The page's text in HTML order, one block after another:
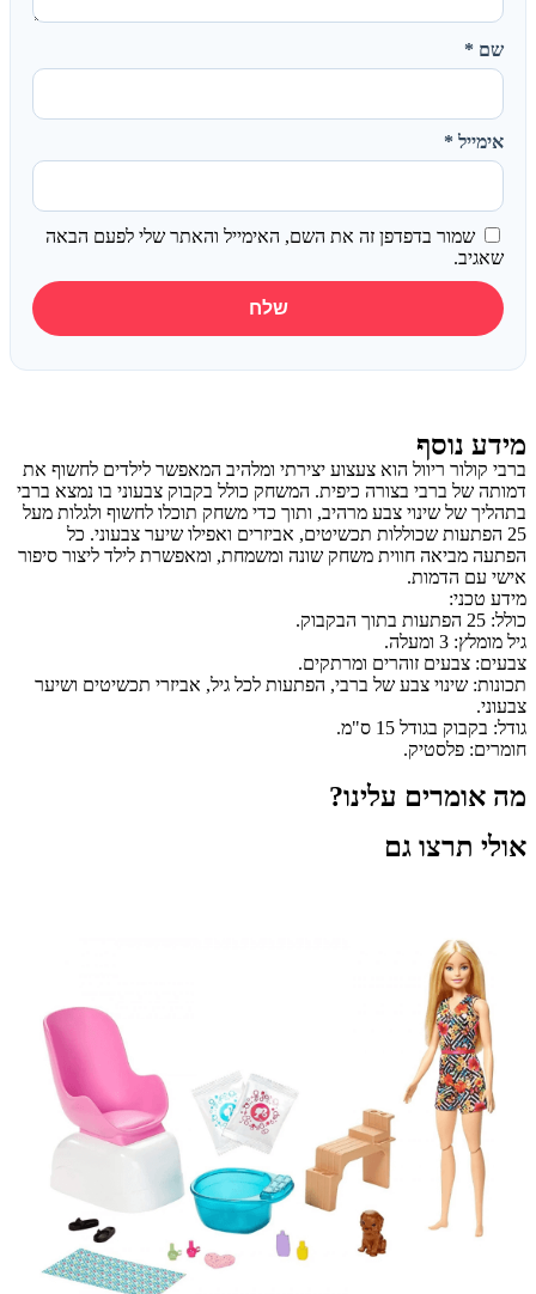
שם *
אימייל *
שמור בדפדפן זה את השם, האימייל והאתר שלי לפעם הבאה
שאגיב.
מידע נוסף
ברבי קולור ריוול הוא צעצוע יצירתי ומלהיב המאפשר לילדים לחשוף את
דמותה של ברבי בצורה כיפית. המשחק כולל בקבוק צבעוני בו נמצא ברבי
בתהליך של שינוי צבע מרהיב, ותוך כדי משחק תוכלו לחשוף ולגלות מעל
25 הפתעות שכוללות תכשיטים, אביזרים ואפילו שיער צבעוני. כל
הפתעה מביאה חווית משחק שונה ומשמחת, ומאפשרת לילד ליצור סיפור
אישי עם הדמות.
מידע טכני:
כולל: 25 הפתעות בתוך הבקבוק.
גיל מומלץ: 3 ומעלה.
צבעים: צבעים זוהרים ומרתקים.
תכונות: שינוי צבע של ברבי, הפתעות לכל גיל, אביזרי תכשיטים ושיער
צבעוני.
גודל: בקבוק בגודל 15 ס"מ.
חומרים: פלסטיק.
מה אומרים עלינו?
אולי תרצו גם